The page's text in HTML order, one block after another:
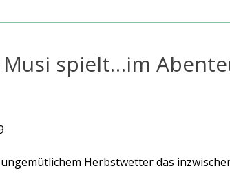
spielt…im
Herbstwetter das